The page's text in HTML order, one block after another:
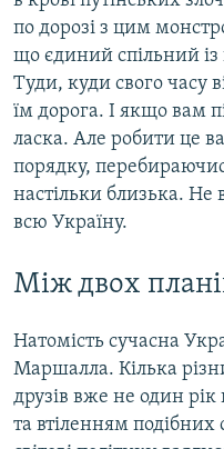
по дорозі з цим
що єдиний спільний
Туди, куди свого часу
їм дорога. І якщо вам
ласка. Але робити це
порядку,
настільки близька. Не
всю Україну.
Між двох
Натомість сучасна
Маршалла. Кілька
друзів вже не один
та втіленням